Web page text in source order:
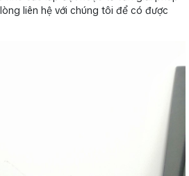
liên hệ với chúng tôi để có được